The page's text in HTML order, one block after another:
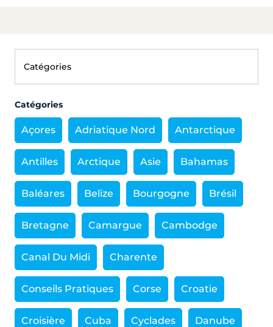
Catégories
Açores Adriatique Nord Antarctique
Antilles Arctique Asie Bahamas
Baléares Belize Bourgogne Brésil
Bretagne Camargue Cambodge
Canal Du Midi Charente
Conseils Pratiques Corse Croatie
Croisière Cuba Cyclades Danube